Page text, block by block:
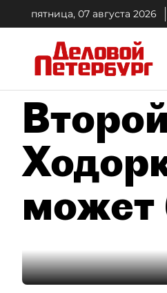
пятница, 07 августа 2026
может